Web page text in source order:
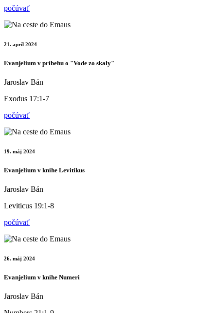
počúvať
21. apríl 2024
Evanjelium v príbehu o "Vode zo skaly"
Jaroslav Bán
Exodus 17:1-7
počúvať
19. máj 2024
Evanjelium v knihe Levitikus
Jaroslav Bán
Leviticus 19:1-8
počúvať
26. máj 2024
Evanjelium v knihe Numeri
Jaroslav Bán